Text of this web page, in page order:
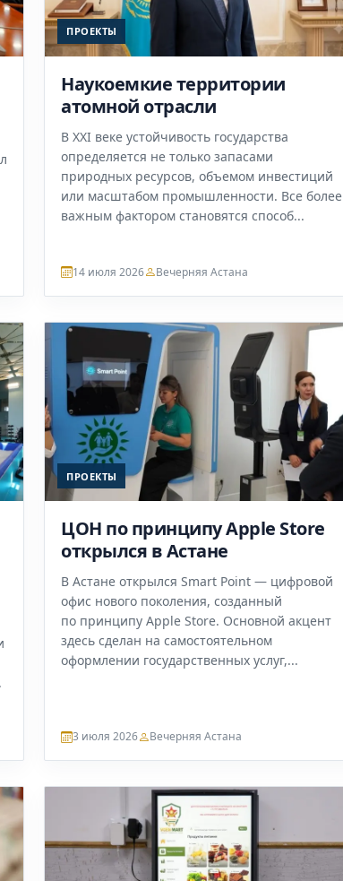
ПРОЕКТЫ
Наукоемкие территории
атомной отрасли
В XXI веке устойчивость государства
определяется не только запасами
природных ресурсов, объемом инвестиций
или масштабом промышленности. Все более
важным фактором становятся способ...
14 июля 2026 Вечерняя Астана
ПРОЕКТЫ
ЦОН по принципу Apple Store
открылся в Астане
В Астане открылся Smart Point — цифровой
офис нового поколения, созданный
по принципу Apple Store. Основной акцент
здесь сделан на самостоятельном
оформлении государственных услуг,...
3 июля 2026 Вечерняя Астана